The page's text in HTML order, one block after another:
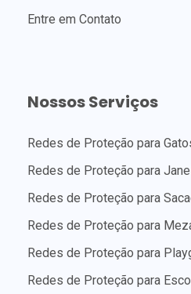
Entre em Contato
Nossos Serviços
Redes de Proteção para
Redes de Proteção para
Redes de Proteção para
Redes de Proteção para
Redes de Proteção para
Redes de Proteção para